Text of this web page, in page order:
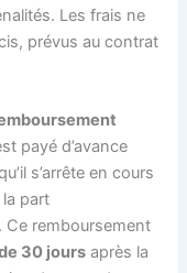
Les frais ne
prévus au contrat
payé d’avance
s’arrête en cours
la part
remboursement
30 jours après la